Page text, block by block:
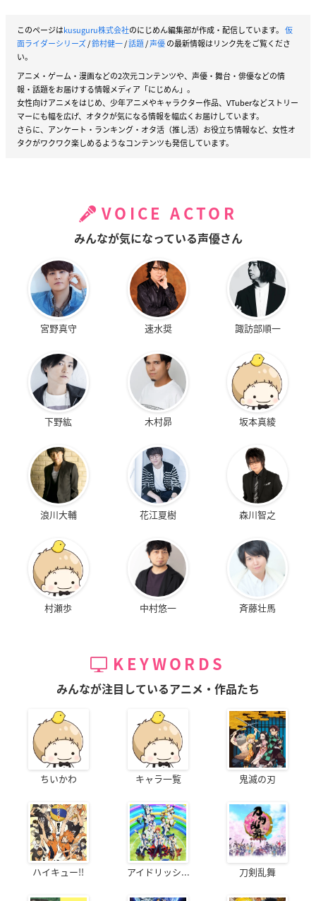
このページはkusuguru株式会社のにじめん編集部が作成・配信しています。 仮
面ライダーシリーズ/鈴村健一/話題/声優の最新情報はリンク先をご覧くださ
い。
アニメ・ゲーム・漫画などの2次元コンテンツや、声優・舞台・俳優などの情
報・話題をお届けする情報メディア「にじめん」。
女性向けアニメをはじめ、少年アニメやキャラクター作品、VTuberなどストリー
マーにも幅を広げ、オタクが気になる情報を幅広くお届けしています。
さらに、アンケート・ランキング・オタ活（推し活）お役立ち情報など、女性オ
タクがワクワク楽しめるようなコンテンツも発信しています。
VOICE ACTOR
みんなが気になっている声優さん
宮野真守 速水奨 諏訪部順一
下野紘 木村昴 坂本真綾
浪川大輔 花江夏樹 森川智之
村瀬歩 中村悠一 斉藤壮馬
KEYWORDS
みんなが注目しているアニメ・作品たち
ちいかわ キャラ一覧 鬼滅の刃
ハイキュー!! アイドリッシ... 刀剣乱舞